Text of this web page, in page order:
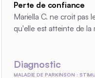
Perte de confiance
Mariella C. ne croit pas
qu'elle est atteinte de la
Diagnostic
MALADIE DE PARKINSON :